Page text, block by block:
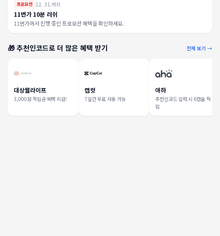
프로모션 12. 31.까지
11번가 10분 러쉬
11번가에서 진행 중인 프로모션 혜택을 확인하세요.
🎁 추천인코드로 더 많은 혜택 받기 전체 보기 →
대상웰라이프
3,000원 적립금 혜택 지급!
캡컷
7일간 무료 사용 가능
아하
추천인코드 입력 시 6캡슐 적
립